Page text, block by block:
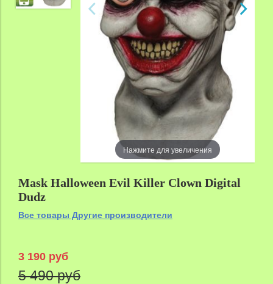
Нажмите для увеличения
Mask Halloween Evil Killer Clown Digital
Dudz
Все товары Другие производители
3 190 руб
5 490 руб